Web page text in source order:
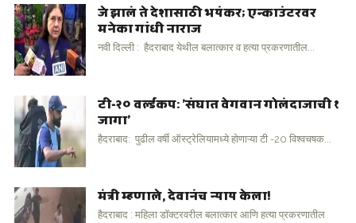
जे झालं ते देशासाठी भयंकर; एन्काउंटरवर
मनेका गांधी नाराज
नवी दिल्ली : हैदराबाद येथील बलात्कार व हत्या प्रकरणातील...
टी-२० वर्ल्डकप: 'संघात वेगवान गोलंदाजाची १
जागा'
हैदराबाद: पुढील वर्षी ऑस्ट्रेलियामध्ये होणाऱ्या टी -20 विश्वचषक...
मंत्री म्हणाले, देवानंच न्याय केला!
हैदराबाद : महिला डॉक्टरवरील बलात्कार आणि हत्या प्रकरणातील